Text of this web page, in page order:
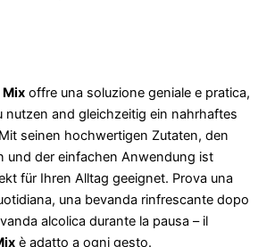
Mix offre una soluzione geniale e pratica,
nutzen and gleichzeitig ein nahrhaftes
seinen hochwertigen Zutaten, den
und der einfachen Anwendung ist
für Ihren Alltag geeignet. Prova una
una bevanda rinfrescante dopo
alcolica durante la pausa – il
è adatto a ogni gesto.